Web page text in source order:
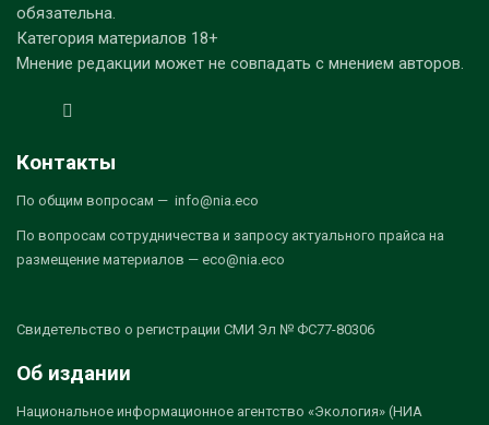
обязательна.
Категория материалов 18+
Мнение редакции может не совпадать с мнением авторов.
Контакты
По общим вопросам — info@nia.eco
По вопросам сотрудничества и запросу актуального прайса на
размещение материалов — eco@nia.eco
Свидетельство о регистрации СМИ Эл № ФС77-80306
Об издании
Национальное информационное агентство «Экология» (НИА